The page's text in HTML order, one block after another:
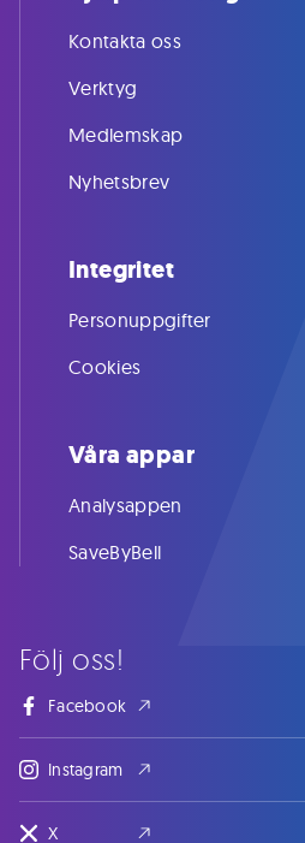
Följ oss!
Facebook
Instagram
X
Kontakta oss
Verktyg
Medlemskap
Nyhetsbrev
Integritet
Personuppgifter
Cookies
Våra appar
Analysappen
SaveByBell